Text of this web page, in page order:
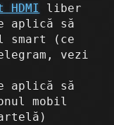
HDMI
liber
aplică să
smart (ce
vezi
aplică să
mobil